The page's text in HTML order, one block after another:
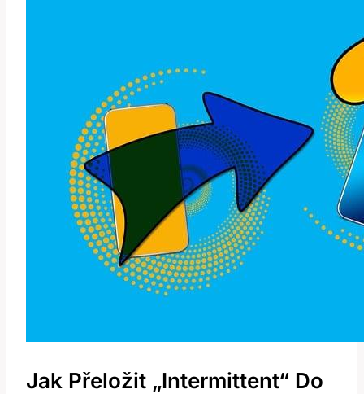
Jak Přeložit „Intermittent“ Do